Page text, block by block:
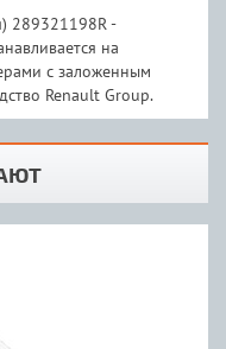
289321198R -
на
с заложенным
Renault Group.